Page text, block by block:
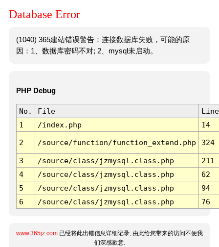
Database Error
(1040) 365建站错误警告：连接数据库失败，可能的原
因：1、数据库密码不对; 2、mysql未启动。
PHP Debug
No. File
Line
1
/index.php 14
2 /source/function/function_extend.php 324
3 /source/class/jzmysql.class.php
211
4
/source/class/jzmysql.class.php
62
5
/source/class/jzmysql.class.php
94
6
/source/class/jzmysql.class.php 76
www.365jz.com 已经将此出错信息详细记录, 由此给您带来的访问不便我
们深感歉意.